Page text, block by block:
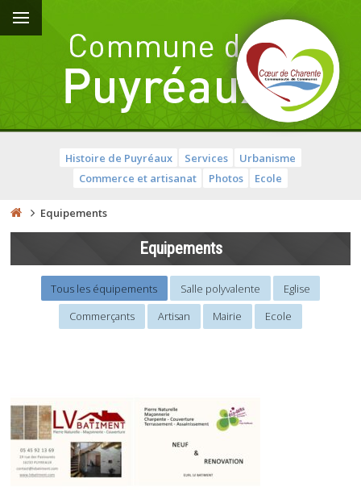
Histoire de Puyréaux Services
Urbanisme
Commerce et artisanat
Photos Ecole
Equipements
Equipements
Tous les équipements Salle polyvalente
Eglise
Commerçants
Artisan Mairie Ecole